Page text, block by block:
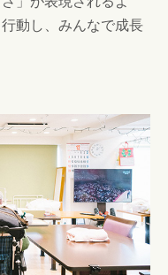
動し、みんなで成長